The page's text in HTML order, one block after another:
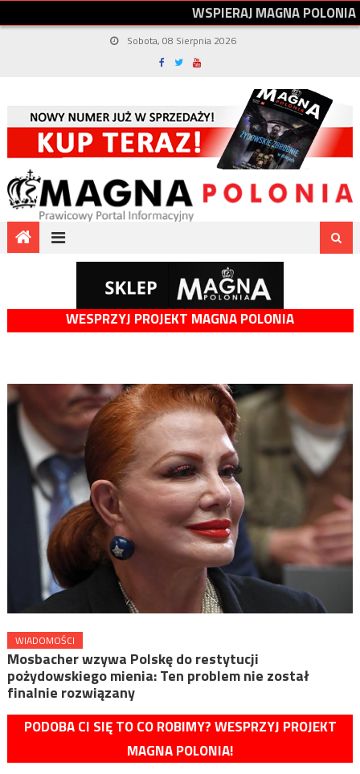
WSPIERAJMAGNAPOLONIA
Sobota, 08 Sierpnia 2026
WESPRZYJ PROJEKT MAGNA POLONIA
WIADOMOŚCI
Mosbacher wzywa Polskę do restytucji
pożydowskiego mienia: Ten problem nie został
finalnie rozwiązany
PODOBA CI SIĘ TO CO ROBIMY? WESPRZYJ PROJEKT
MAGNA POLONIA!